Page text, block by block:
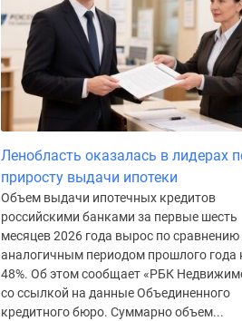
Ленобласть оказалась в лидерах
приросту выдачи ипотеки
Объем выдачи ипотечных кредитов
российскими банками за первые шесть
месяцев 2026 года вырос по сравнению
аналогичным периодом прошлого года
48%. Об этом сообщает «РБК
со ссылкой на данные Объединенного
кредитного бюро. Суммарно объем...